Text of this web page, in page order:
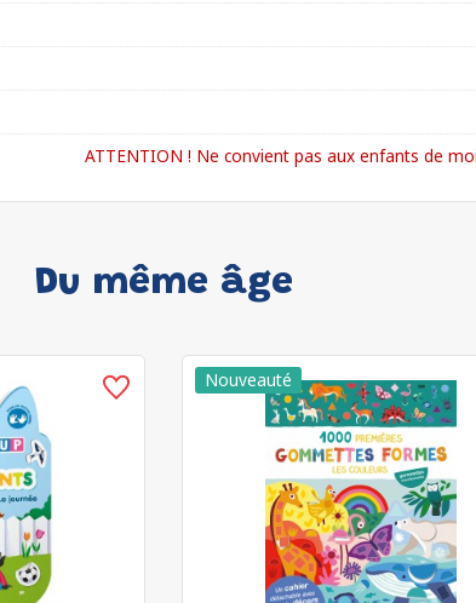
ATTENTION ! Ne convient pas aux enfants de
Du même âge